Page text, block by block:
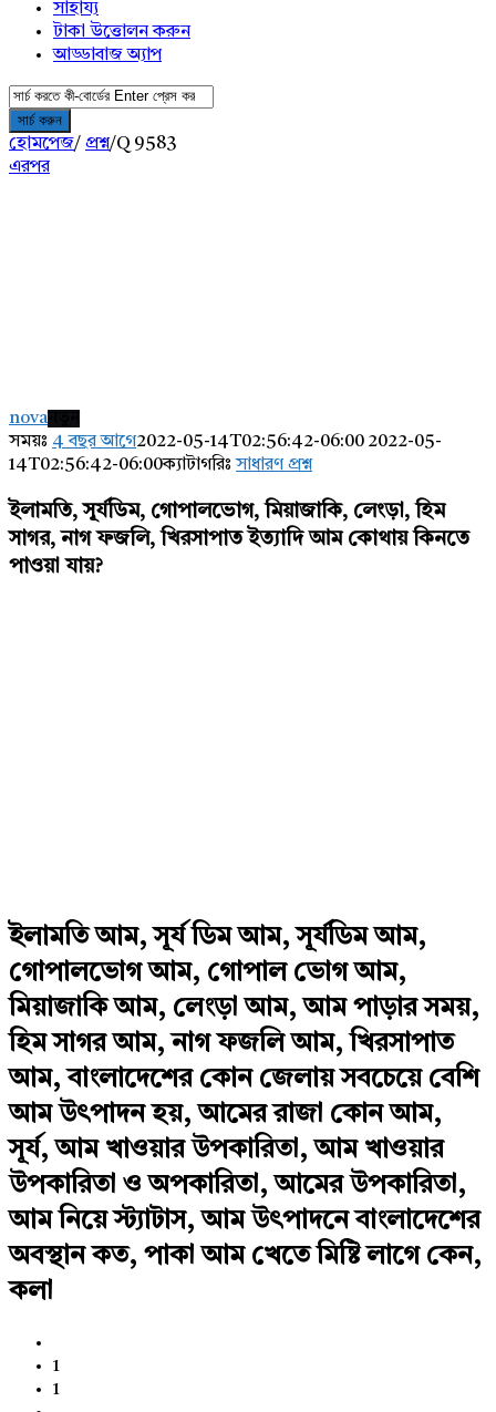
সাহায্য
টাকা উত্তোলন করুন
আড্ডাবাজ অ্যাপ
হোমপেজ/ প্রশ্ন/Q 9583
এরপর
Latest
প্রশ্ন
nova
সময়ঃ 4 বছর আগে2022-05-14T02:56:42-06:00 2022-05-
14T02:56:42-06:00ক্যাটাগরিঃসাধারণ প্রশ্ন
ইলামতি, সূর্যডিম, গোপালভোগ, মিয়াজাকি, লেংড়া, হিম
সাগর, নাগ ফজলি, খিরসাপাত ইত্যাদি আম কোথায় কিনতে
পাওয়া যায়?
ইলামতি আম, সূর্য ডিম আম, সূর্যডিম আম,
গোপালভোগ আম, গোপাল ভোগ আম,
মিয়াজাকি আম, লেংড়া আম, আম পাড়ার সময়,
হিম সাগর আম, নাগ ফজলি আম, খিরসাপাত
আম, বাংলাদেশের কোন জেলায় সবচেয়ে বেশি
আম উৎপাদন হয়, আমের রাজা কোন আম,
সূর্য, আম খাওয়ার উপকারিতা, আম খাওয়ার
উপকারিতা ও অপকারিতা, আমের উপকারিতা,
আম নিয়ে স্ট্যাটাস, আম উৎপাদনে বাংলাদেশের
অবস্থান কত, পাকা আম খেতে মিষ্টি লাগে কেন,
কলা
1
1